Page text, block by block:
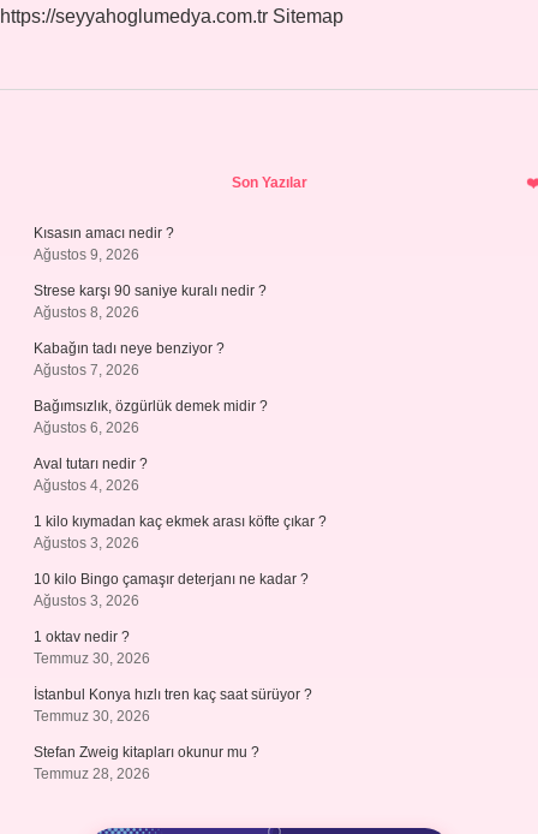
https://seyyahoglumedya.com.tr Sitemap
Son Yazılar
Kısasın amacı nedir ?
Ağustos 9, 2026
Strese karşı 90 saniye kuralı nedir ?
Ağustos 8, 2026
Kabağın tadı neye benziyor ?
Ağustos 7, 2026
Bağımsızlık, özgürlük demek midir ?
Ağustos 6, 2026
Aval tutarı nedir ?
Ağustos 4, 2026
1 kilo kıymadan kaç ekmek arası köfte çıkar ?
Ağustos 3, 2026
10 kilo Bingo çamaşır deterjanı ne kadar ?
Ağustos 3, 2026
1 oktav nedir ?
Temmuz 30, 2026
İstanbul Konya hızlı tren kaç saat sürüyor ?
Temmuz 30, 2026
Stefan Zweig kitapları okunur mu ?
Temmuz 28, 2026